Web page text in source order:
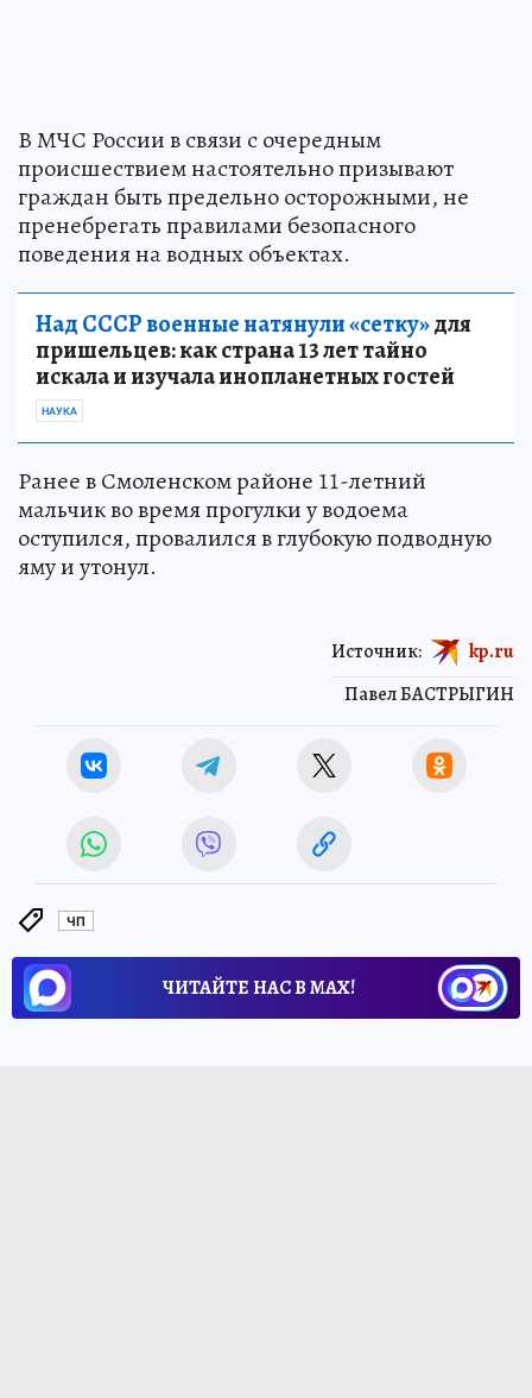
В МЧС России в связи с очередным
происшествием настоятельно призывают
граждан быть предельно осторожными, не
пренебрегать правилами безопасного
поведения на водных объектах.
Над СССР военные натянули «сетку»для
пришельцев: как страна 13 лет тайно
искала и изучала инопланетных гостей
НАУКА
Ранее в Смоленском районе 11-летний
мальчик во время прогулки у водоема
оступился, провалился в глубокую подводную
яму и утонул.
Павел БАСТРЫГИН
Источник: kp.ru
ЧП
ЧИТАЙТЕ НАС В МАХ!